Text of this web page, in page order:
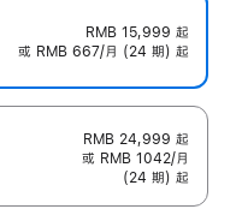
RMB 15,999 起
或 RMB 667/月 (24 期) 起
RMB 24,999 起
或 RMB 1042/月
(24 期) 起